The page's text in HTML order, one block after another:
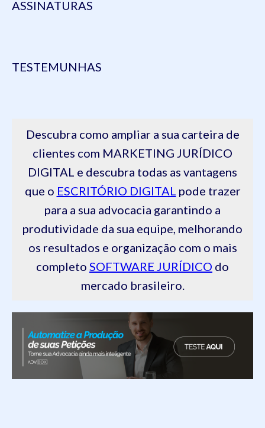
ASSINATURAS
TESTEMUNHAS
Descubra como ampliar a sua carteira de
clientes com MARKETING JURÍDICO
DIGITAL e descubra todas as vantagens
que o ESCRITÓRIO DIGITAL pode trazer
para a sua advocacia garantindo a
produtividade da sua equipe, melhorando
os resultados e organização com o mais
completo SOFTWARE JURÍDICO do
mercado brasileiro.